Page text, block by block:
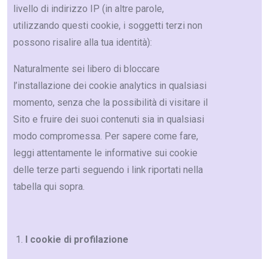
livello di indirizzo IP (in altre parole,
utilizzando questi cookie, i soggetti terzi non
possono risalire alla tua identità):
Naturalmente sei libero di bloccare
l’installazione dei cookie analytics in qualsiasi
momento, senza che la possibilità di visitare il
Sito e fruire dei suoi contenuti sia in qualsiasi
modo compromessa. Per sapere come fare,
leggi attentamente le informative sui cookie
delle terze parti seguendo i link riportati nella
tabella qui sopra.
I cookie di profilazione